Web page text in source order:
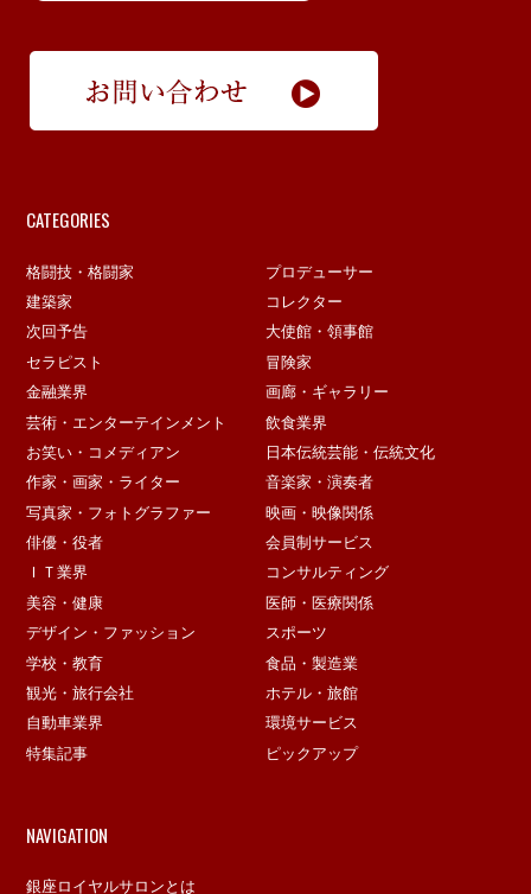
CATEGORIES
格闘技・格闘家
プロデューサー
建築家
コレクター
次回予告
大使館・領事館
セラピスト
冒険家
金融業界
画廊・ギャラリー
芸術・エンターテインメント
飲食業界
お笑い・コメディアン
日本伝統芸能・伝統文化
作家・画家・ライター
音楽家・演奏者
写真家・フォトグラファー
映画・映像関係
俳優・役者
会員制サービス
ＩＴ業界
コンサルティング
美容・健康
医師・医療関係
デザイン・ファッション
スポーツ
学校・教育
食品・製造業
観光・旅行会社
ホテル・旅館
自動車業界
環境サービス
特集記事
ピックアップ
NAVIGATION
銀座ロイヤルサロンとは